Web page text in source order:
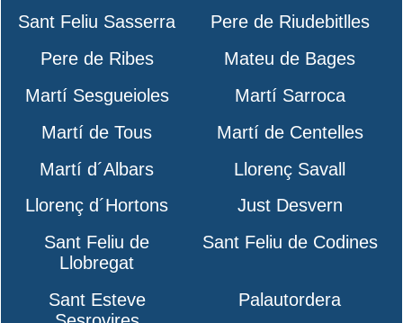
Sant Feliu Sasserra
Pere de Riudebitlles
Pere de Ribes
Mateu de Bages
Martí Sesgueioles
Martí Sarroca
Martí de Tous
Martí de Centelles
Martí d´Albars
Llorenç Savall
Llorenç d´Hortons
Just Desvern
Sant Feliu de
Llobregat
Sant Feliu de Codines
Sant Esteve
Palautordera